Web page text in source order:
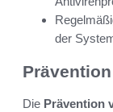
der
Die Prävention